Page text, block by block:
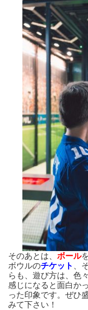
そのあとは、 ボール
ボウルのチケット 、
らも、遊び方は、色
感じになると面白か
った印象です。ぜひ
みて下さい！